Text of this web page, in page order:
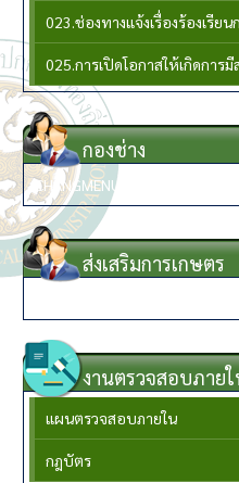
023.ช่องทางแจ้งเรื่องร้องเรี
025.การเปิดโอกาสให้เกิดการมี
กองช่าง
{CHANGMENU}
ส่งเสริมการเกษตร
งานตรวจสอบภาย
แผนตรวจสอบภายใน
กฎบัตร